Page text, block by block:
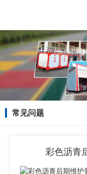
常见问题
彩色沥青